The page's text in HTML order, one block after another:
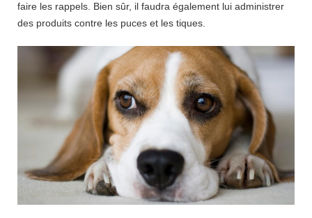
faire les rappels. Bien sûr, il faudra également lui administrer
des produits contre les puces et les tiques.